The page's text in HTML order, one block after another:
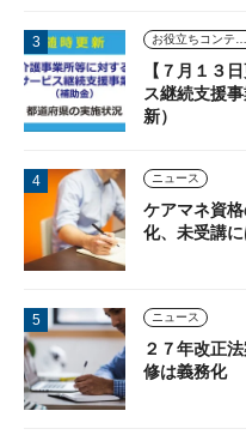
お役立ちコンテンツ
【７月１３
ス継続支援
新）
ニュース
ケアマネ資
化、未受講
ニュース
２７年改正
修は義務化